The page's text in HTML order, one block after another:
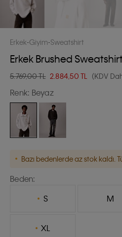
Erkek Giyim Sweatshirt
Erkek Brushed
5.769,00 TL 2.884,50 TL (KDV
Renk: Beyaz
Bazı bedenlerde az stok kaldı.
Beden:
S
M
XL